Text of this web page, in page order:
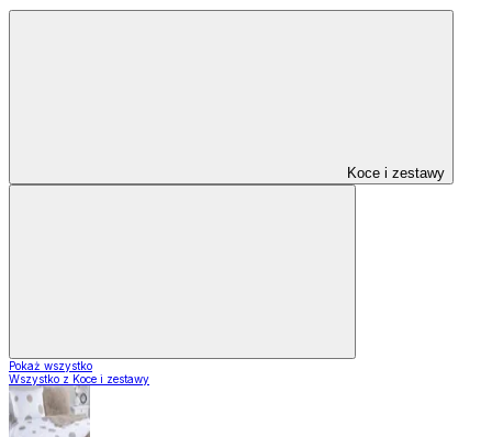
Koce i zestawy
Pokaż wszystko
Wszystko z Koce i zestawy